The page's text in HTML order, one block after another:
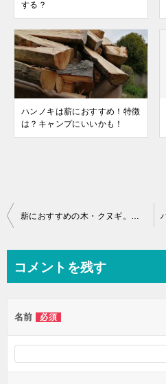
する？
ハンノキは薪におすすめ！特徴
は？キャンプにいいかも！
薪におすすめの木・クヌギ。理由を３つご紹介します。武蔵野大地にたくさんはえていた！
コメントを残す
名前 必須